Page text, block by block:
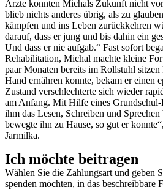
Ärzte konnten Michals Zukunft nicht
blieb nichts anderes übrig, als zu
kämpfen und ins Leben zurückkehren
darauf, dass er jung und bis dahin ein
Und dass er nie aufgab.“ Fast sofort
Rehabilitation, Michal machte kleine
paar Monaten bereits im Rollstuhl
Hand ernähren konnte, bekam er einen
Zustand verschlechterte sich wieder
am Anfang. Mit Hilfe eines
ihm das Lesen, Schreiben und
bewegte ihn zu Hause, so gut er
Jarmilka.
Ich möchte beitragen
Wählen Sie die Zahlungsart und geben
spenden möchten, in das beschreibbare